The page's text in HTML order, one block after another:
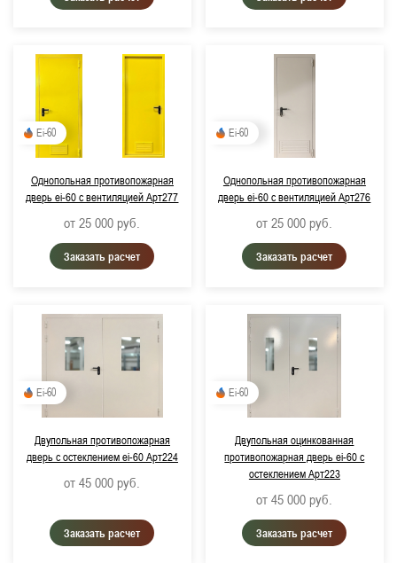
Ei-60
Однопольная противопожарная
дверь ei-60 с вентиляцией Арт277
от 25 000 руб.
Заказать расчет
Ei-60
Однопольная противопожарная
дверь ei-60 с вентиляцией Арт276
от 25 000 руб.
Заказать расчет
Ei-60
Двупольная противопожарная
дверь с остеклением ei-60 Арт224
от 45 000 руб.
Заказать расчет
Ei-60
Двупольная оцинкованная
противопожарная дверь ei-60 с
остеклением Арт223
от 45 000 руб.
Заказать расчет